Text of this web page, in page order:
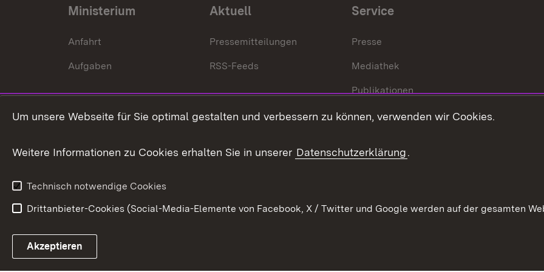
Ministerium
Anfahrt
Aufgaben
Aktuell
Pressemitteilungen
RSS-Feeds
Service
Presse
Mediathek
Publikationen
Stellen und Ausbildung
Verkehrsinformationen
Link zum Landesportal
Um unsere Webseite für Sie optimal gestalten und verbessern zu können, verwenden wir Cookies.
Weitere Informationen zu Cookies erhalten Sie in unserer Datenschutzerklärung.
Technisch notwendige Cookies
Drittanbieter-Cookies (Social-Media-Elemente von Facebook, X / Twitter und Google werden auf der gesamten
Akzeptieren